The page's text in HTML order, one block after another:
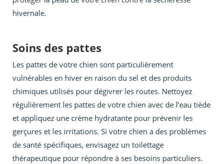
hivernale.
Soins des pattes
Les pattes de votre chien sont particulièrement
vulnérables en hiver en raison du sel et des produits
chimiques utilisés pour dégivrer les routes. Nettoyez
régulièrement les pattes de votre chien avec de l’eau tiède
et appliquez une crème hydratante pour prévenir les
gerçures et les irritations. Si votre chien a des problèmes
de santé spécifiques, envisagez un toilettage
thérapeutique pour répondre à ses besoins particuliers.